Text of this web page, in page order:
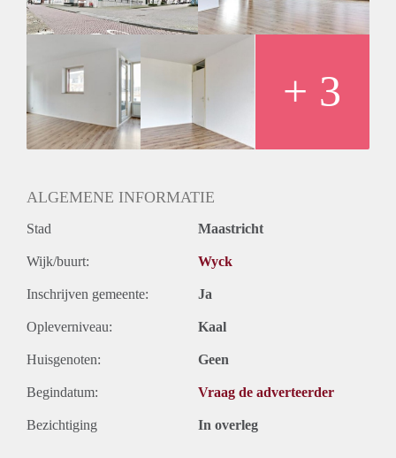
+ 3
ALGEMENE INFORMATIE
Stad Maastricht
Wijk/buurt: Wyck
Inschrijven gemeente: Ja
Opleverniveau: Kaal
Huisgenoten: Geen
Begindatum: Vraag de adverteerder
Bezichtiging In overleg